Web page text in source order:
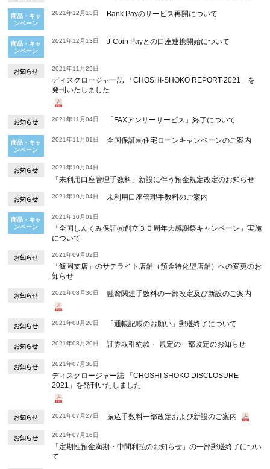
商品・キャ
ンペーン
2021年12月13日 Bank Payのサービス再開について
商品・キャ
ンペーン
2021年12月13日 J-Coin Payとの口座連携開始について
お知らせ 2021年11月29日
ディスクロージャー誌 「CHOSHI-SHOKO REPORT 2021」を
発刊いたしました
お知らせ 2021年11月04日 「FAXアンサーサービス」終了について
商品・キャ
ンペーン
2021年11月01日 全国保証㈱住宅ローンキャンペーンのご案内
お知らせ 2021年10月04日
「未利用口座管理手数料」新設に伴う預金規定改定のお知らせ
お知らせ 2021年10月04日 未利用口座管理手数料のご案内
商品・キャ
ンペーン
2021年10月01日
「全国しんくみ保証㈱創立３０周年大感謝祭キャンペーン」実施
について
お知らせ 2021年09月02日
「飯岡支店」のサテライト店舗（預金特化型店舗）への変更のお
知らせ
お知らせ 2021年08月30日 融資関連手数料の一部改定及び新設のご案内
お知らせ 2021年08月20日 「通帳記帳のお願い」郵送終了について
お知らせ 2021年08月20日 証券取引約款・ 規定の一部改定のお知らせ
お知らせ 2021年07月30日
ディスクロージャー誌 「CHOSHI SHOKO DISCLOSURE
2021」を発刊いたしました
お知らせ 2021年07月27日 振込手数料一部改定および新設のご案内
お知らせ 2021年07月16日
「定期性預金満期・中間利払のお知らせ」の一部郵送終了につい
て